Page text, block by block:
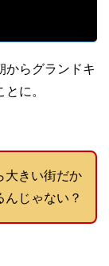
からグランドキ
に。
大きい街だか
んじゃない？